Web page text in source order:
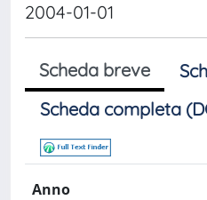
2004-01-01
Scheda breve
Scheda completa
Anno